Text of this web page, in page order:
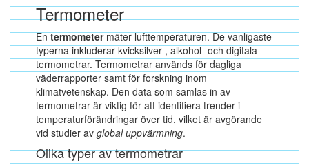
Termometer
Entermometermäter lufttemperaturen. De vanligaste
typerna inkluderar kvicksilver-, alkohol- och digitala
termometrar. Termometrar används för dagliga
väderrapporter samt för forskning inom
klimatvetenskap. Den data som samlas in av
termometrar är viktig för att identifiera trender i
temperaturförändringar över tid, vilket är avgörande
vid studier avglobal uppvärmning.
Olika typer av termometrar